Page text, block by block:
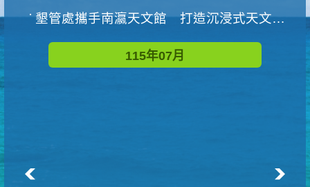
墾管處攜手南瀛天文館 打造沉浸式天文探索營隊
115年07月